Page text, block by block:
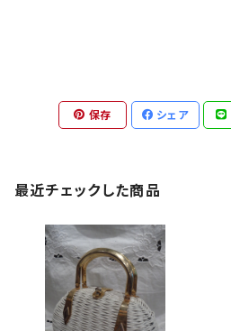
保存 シェア
最近チェックした商品